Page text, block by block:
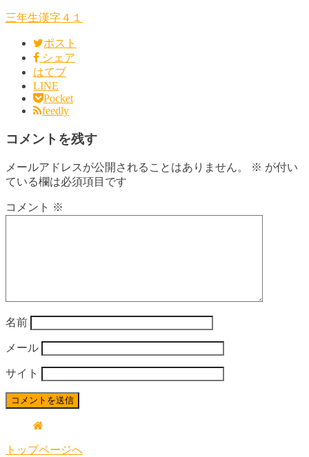
三年生漢字４１
ポスト
シェア
はてブ
LINE
Pocket
feedly
コメントを残す
メールアドレスが公開されることはありません。 ※ が付い
ている欄は必須項目です
コメント ※
名前
メール
サイト
トップページへ